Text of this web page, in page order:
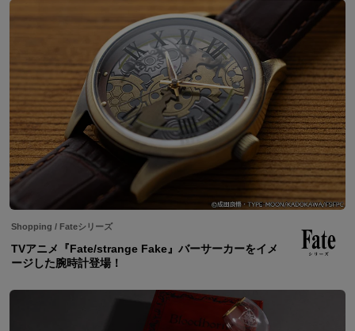
Shopping / Fateシリーズ
TVアニメ『Fate/strange Fake』バーサーカーをイメ
ージした腕時計登場！